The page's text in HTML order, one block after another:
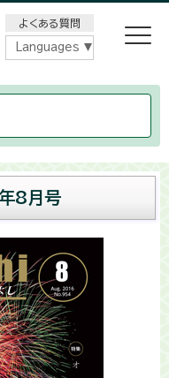
よくある質問
Languages
8月号